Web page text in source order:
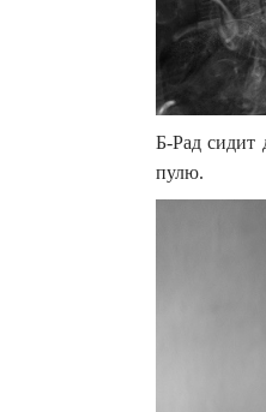
Б-Рад сидит
пулю.